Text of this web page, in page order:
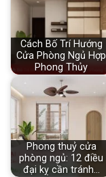
Cách Bố Trí Hướng
Cửa Phòng Ngủ Hợp
Phong Thủy
Phong thuỷ cửa
phòng ngủ: 12 điều
đại kỵ cần tránh…